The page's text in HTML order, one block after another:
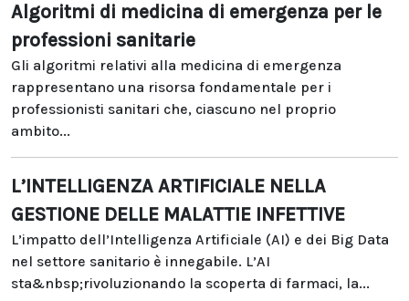
Algoritmi di medicina di emergenza per le
professioni sanitarie
Gli algoritmi relativi alla medicina di emergenza
rappresentano una risorsa fondamentale per i
professionisti sanitari che, ciascuno nel proprio
ambito...
L’INTELLIGENZA ARTIFICIALE NELLA
GESTIONE DELLE MALATTIE INFETTIVE
L’impatto dell’Intelligenza Artificiale (AI) e dei Big Data
nel settore sanitario è innegabile. L’AI
sta&nbsp;rivoluzionando la scoperta di farmaci, la...